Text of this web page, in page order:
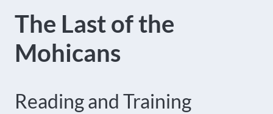
The Last of the
Mohicans
Reading and Training